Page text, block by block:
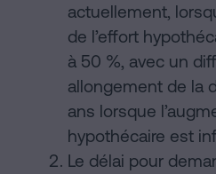
actuellement,
de l’effort
à 50 %, avec un
allongement de la
ans lorsque
hypothécaire est
Le délai pour